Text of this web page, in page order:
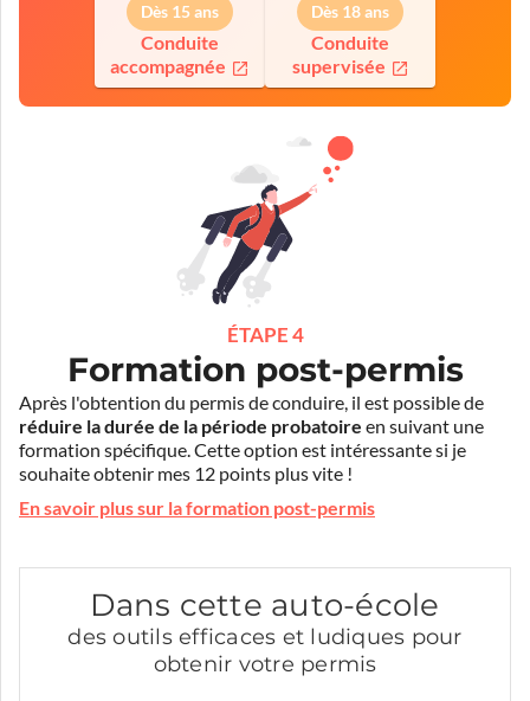
Dès 15 ans
Conduite
accompagnée
Dès 18 ans
Conduite
supervisée
ÉTAPE 4
Formation post-permis
Après l'obtention du permis de conduire, il est possible de
réduire la durée de la période probatoire en suivant une
formation spécifique. Cette option est intéressante si je
souhaite obtenir mes 12 points plus vite !
En savoir plus sur la formation post-permis
Dans cette auto-école
des outils efficaces et ludiques pour
obtenir votre permis